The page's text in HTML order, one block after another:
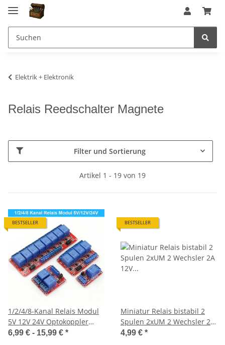
Elektrik + Elektronik
Relais Reedschalter Magnete
Filter und Sortierung
Artikel 1 - 19 von 19
BESTSELLER
1/2/4/8-Kanal Relais Modul
5V 12V 24V Optokoppler
Multi Relay High/Low
6,99 € - 15,99 € *
BESTSELLER
Miniatur Relais bistabil 2
Spulen 2xUM 2 Wechsler 2A
12V 9 bis 24V 1 Stück S009
4,99 € *